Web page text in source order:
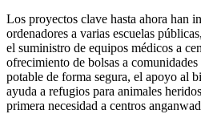
Los proyectos clave hasta ahora han
ordenadores a varias escuelas
el suministro de equipos médicos a
ofrecimiento de bolsas a
potable de forma segura, el apoyo al
ayuda a refugios para animales
primera necesidad a centros